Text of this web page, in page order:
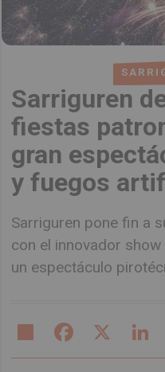
Sarriguren
fiestas
gran
y fuegos
Sarriguren pone fin a
con el innovador
un espectáculo
Share Facebook